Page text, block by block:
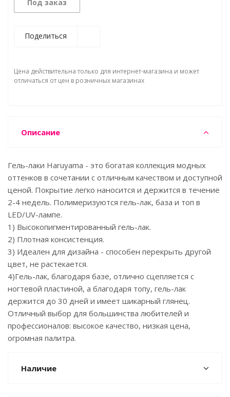
Под заказ
Поделиться
Цена действительна только для интернет-магазина и может
отличаться от цен в розничных магазинах
Описание
Гель-лаки Haruyama - это богатая коллекция модных
оттенков в сочетании с отличным качеством и доступной
ценой. Покрытие легко наносится и держится в течение
2-4 недель. Полимеризуются гель-лак, база и топ в
LED/UV-лампе.
1) Высокопигментированный гель-лак.
2) Плотная консистенция.
3) Идеален для дизайна - способен перекрыть другой
цвет, не растекается.
4)Гель-лак, благодаря базе, отлично сцепляется с
ногтевой пластиной, а благодаря топу, гель-лак
держится до 30 дней и имеет шикарный глянец.
Отличный выбор для большинства любителей и
профессионалов: высокое качество, низкая цена,
огромная палитра.
Наличие